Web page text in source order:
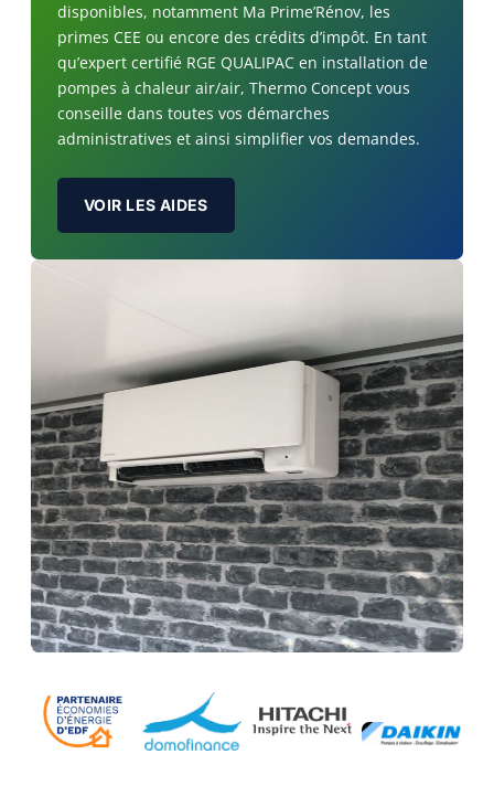
disponibles, notamment Ma Prime’Rénov, les
primes CEE ou encore des crédits d’impôt. En tant
qu’expert certifié RGE QUALIPAC en installation de
pompes à chaleur air/air, Thermo Concept vous
conseille dans toutes vos démarches
administratives et ainsi simplifier vos demandes.
VOIR LES AIDES